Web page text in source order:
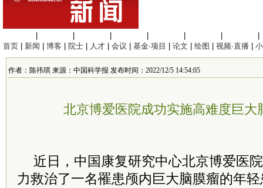
首页
新闻 博客 院士 人才 会议 基金·项目 论文 绘图 视频·直播
作者：陈祎琪 来源：中国科学报 发布时间：2022/12/5 14:54:05
北京博爱医院成功实施高难度巨大
近日，中国康复研究中心北京博爱医
力救治了一名罹患颅内巨大脑膜瘤的年